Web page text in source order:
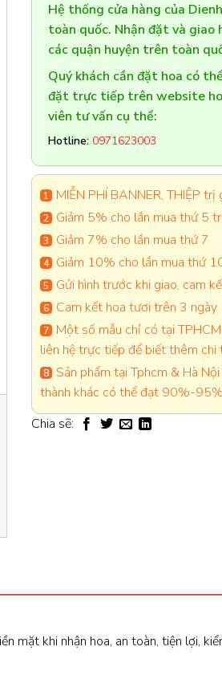
Hệ thống cửa hàng của
toàn quốc. Nhận đặt và
các quận huyện trên toàn
Quý khách cần đặt hoa có
đặt trực tiếp trên website
viên tư vấn cụ thể:
Hotline: 0971623003
MIỄN PHÍ BANNER, THIỆP
Giảm 5% cho lần mua thứ 5
Giảm 7% cho lần mua thứ 7
Giảm 10% cho lần mua thứ
Gửi hình trước khi giao, cam
Cam kết hoa tươi trên 3 ngày
Một số mẫu chỉ có tại
liên hệ trực tiếp để biết thêm chi
Sản phẩm tại Tphcm & Hà
thành khác có thể đạt 90%-95%
Chia sẽ:
mặt khi nhận hoa, an toàn, tiện lợi,